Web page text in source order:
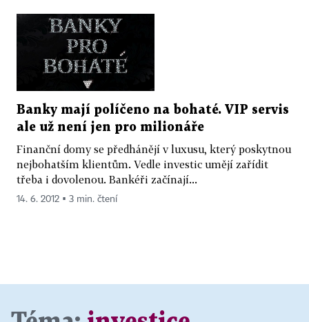
Banky mají políčeno na bohaté. VIP servis
ale už není jen pro milionáře
Finanční domy se předhánějí v luxusu, který poskytnou
nejbohatším klientům. Vedle investic umějí zařídit
třeba i dovolenou. Bankéři začínají...
14. 6. 2012 ▪ 3 min. čtení